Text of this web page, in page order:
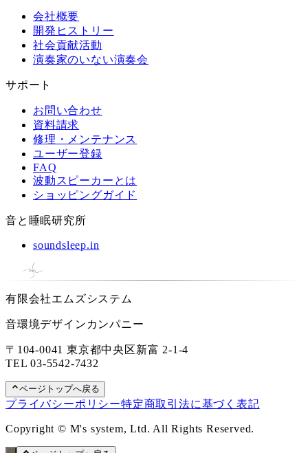
会社概要
開発ヒストリー
社会貢献活動
演奏家のいない演奏会
サポート
お問い合わせ
資料請求
修理・メンテナンス
ユーザー登録
FAQ
波動スピーカーとは
ショッピングガイド
音と睡眠研究所
soundsleep.in
有限会社エムズシステム
音環境デザインカンパニー
〒104-0041 東京都中央区新富 2-1-4
TEL03-5542-7432
ページトップへ戻る
プライバシーポリシー特定商取引法に基づく表記
Copyright © M's system, Ltd. All Rights Reserved.